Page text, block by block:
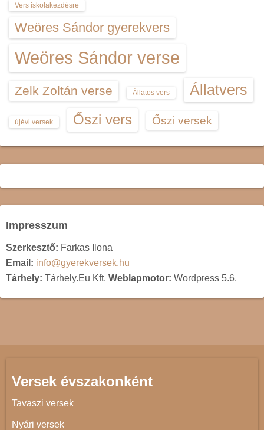
Vers iskolakezdésre
Weöres Sándor gyerekvers
Weöres Sándor verse
Zelk Zoltán verse Állatos vers Állatvers
újévi versek Őszi vers Őszi versek
Impresszum
Szerkesztő: Farkas Ilona
Email: info@gyerekversek.hu
Tárhely: Tárhely.Eu Kft. Weblapmotor: Wordpress 5.6.
Versek évszakonként
Tavaszi versek
Nyári versek